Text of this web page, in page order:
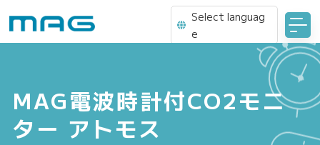
Select languag
e
MAG電波時計付CO2モニ
ター アトモス